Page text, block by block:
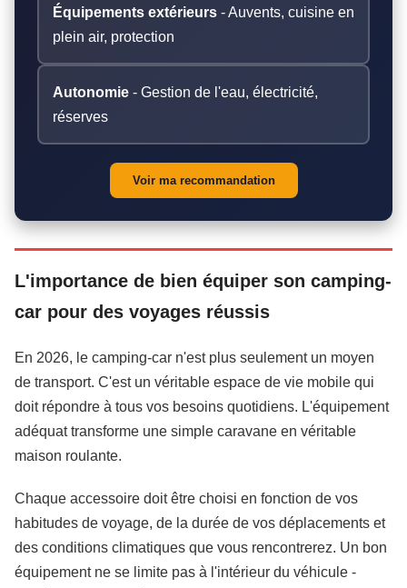
Équipements extérieurs - Auvents, cuisine en
plein air, protection
Autonomie - Gestion de l'eau, électricité,
réserves
Voir ma recommandation
L'importance de bien équiper son camping-
car pour des voyages réussis
En 2026, le camping-car n'est plus seulement un moyen
de transport. C'est un véritable espace de vie mobile qui
doit répondre à tous vos besoins quotidiens. L'équipement
adéquat transforme une simple caravane en véritable
maison roulante.
Chaque accessoire doit être choisi en fonction de vos
habitudes de voyage, de la durée de vos déplacements et
des conditions climatiques que vous rencontrerez. Un bon
équipement ne se limite pas à l'intérieur du véhicule -